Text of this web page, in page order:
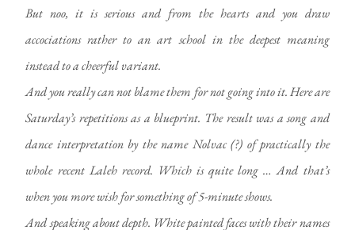
But noo, it is serious and from the hearts and you draw
accociations rather to an art school in the deepest meaning
instead to a cheerful variant.
And you really can not blame them for not going into it. Here are
Saturday’s repetitions as a blueprint. The result was a song and
dance interpretation by the name Nolvac (?) of practically the
whole recent Laleh record. Which is quite long … And that’s
when you more wish for something of 5-minute shows.
And speaking about depth. White painted faces with their names